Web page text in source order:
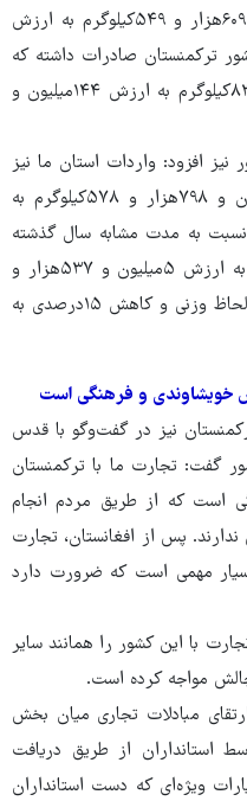
در سال ۱۴۰۲ به میزان ۵۱۷میلیون و ۶۰۹هزار و ۵۴۹کیلوگرم به ارزش
و ۸۱۳دلار به کشور ترکمنستان صادرات داشته که
امسال به ۵۲۲میلیون و ۱۸۵هزار و ۸۳۵کیلوگرم به ارزش ۱۴۴میلیون و
افزود: واردات استان ما نیز
در ۹ ماه ابتدای سال ۱۴۰۳ با ۳میلیون و ۷۹۸هزار و ۵۷۸کیلوگرم به
و ۷۰۲هزار و ۱۸۶دلار نسبت به مدت مشابه سال گذشته
که ۲میلیون و ۹۶۱هزار و ۴۰۴کیلوگرم به ارزش ۵میلیون و ۵۳۷هزار و
۲۰۵دلار بوده با افزایش ۲۸درصدی به لحاظ وزنی و کاهش ۱۵درصدی به
خویشاوندی و فرهنگی است
نیز در گفت‌وگو با قدس
گفت: تجارت ما با ترکمنستان
است که از طریق مردم انجام
پس از افغانستان، تجارت
مهمی است که ضرورت دارد
با این کشور را همانند سایر
مواجه کرده است.
مبادلات تجاری میان بخش
استانداران از طریق دریافت
ویژه‌ای که دست استانداران